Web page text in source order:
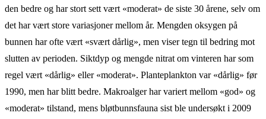
den bedre og har stort sett vært «moderat» de siste 30 årene, selv om
det har vært store variasjoner mellom år. Mengden oksygen på
bunnen har ofte vært «svært dårlig», men viser tegn til bedring mot
slutten av perioden. Siktdyp og mengde nitrat om vinteren har som
regel vært «dårlig» eller «moderat». Planteplankton var «dårlig» før
1990, men har blitt bedre. Makroalger har variert mellom «god» og
«moderat» tilstand, mens bløtbunnsfauna sist ble undersøkt i 2009